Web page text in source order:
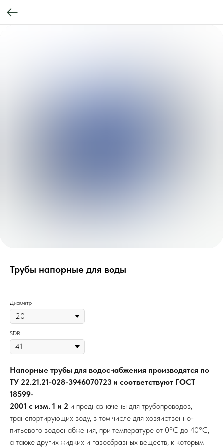
Трубы напорные для воды
Диаметр
SDR
Напорные трубы для водоснабжения производятся по
ТУ 22.21.21-028-3946070723 и соответствуют ГОСТ
18599-
2001 с изм. 1 и 2 и предназначены для трубопроводов,
транспортирующих воду, в том числе для хозяиственно-
питьевого водоснабжения, при температуре от 0°С до 40°С,
а также других жидких и газообразных веществ, к которым